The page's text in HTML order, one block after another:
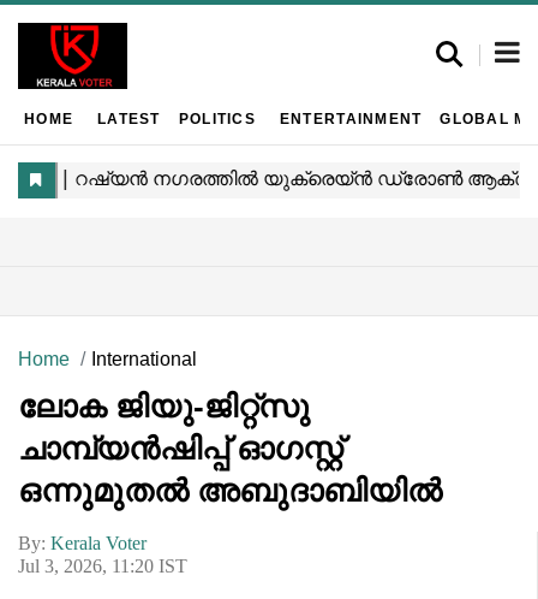
HOME LATEST POLITICS ENTERTAINMENT GLOBAL
Home International
ലോക ജിയു-ജിറ്റ്‌സു
ചാമ്പ്യൻഷിപ്പ് ഓഗസ്റ്റ്
ഒന്നുമുതൽ അബുദാബിയിൽ
By: Kerala Voter
Jul 3, 2026, 11:20 IST